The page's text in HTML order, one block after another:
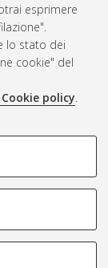
esprimere
lo stato dei
cookie" del
policy.
della
comportamento